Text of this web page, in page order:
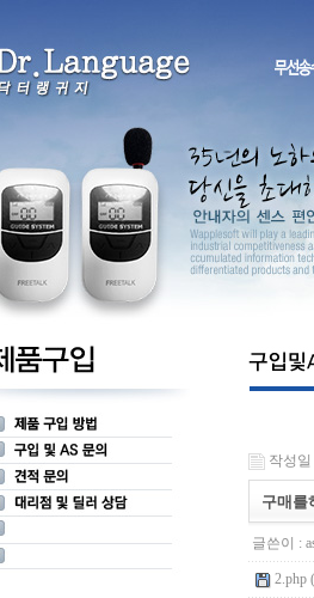
작성일
구매를
글쓴이 :
2.php